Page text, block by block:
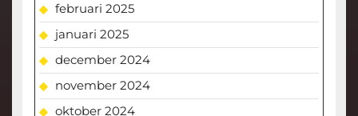
februari 2025
januari 2025
december 2024
november 2024
oktober 2024